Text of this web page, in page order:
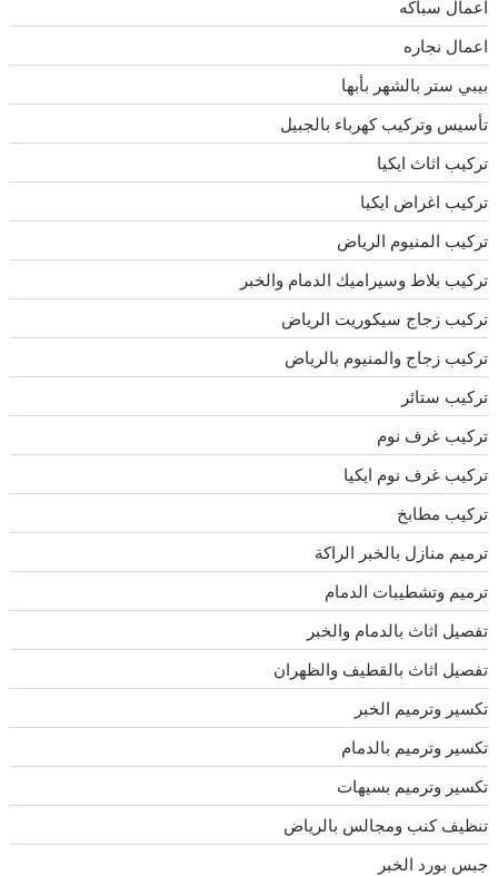
اعمال سباكه
اعمال نجاره
بيبي ستر بالشهر بأبها
تأسيس وتركيب كهرباء بالجبيل
تركيب اثاث ايكيا
تركيب اغراض ايكيا
تركيب المنيوم الرياض
تركيب بلاط وسيراميك الدمام والخبر
تركيب زجاج سيكوريت الرياض
تركيب زجاج والمنيوم بالرياض
تركيب ستائر
تركيب غرف نوم
تركيب غرف نوم ايكيا
تركيب مطابخ
ترميم منازل بالخبر الراكة
ترميم وتشطيبات الدمام
تفصيل اثاث بالدمام والخبر
تفصيل اثاث بالقطيف والظهران
تكسير وترميم الخبر
تكسير وترميم بالدمام
تكسير وترميم بسيهات
تنظيف كنب ومجالس بالرياض
جبس بورد الخبر